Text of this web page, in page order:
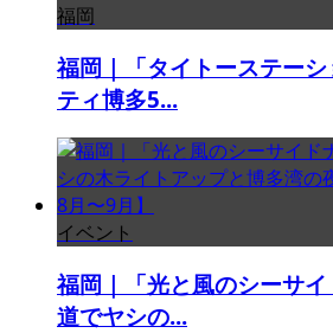
福岡
福岡｜「タイトーステー
ティ博多5...
イベント
福岡｜「光と風のシーサ
道でヤシの...